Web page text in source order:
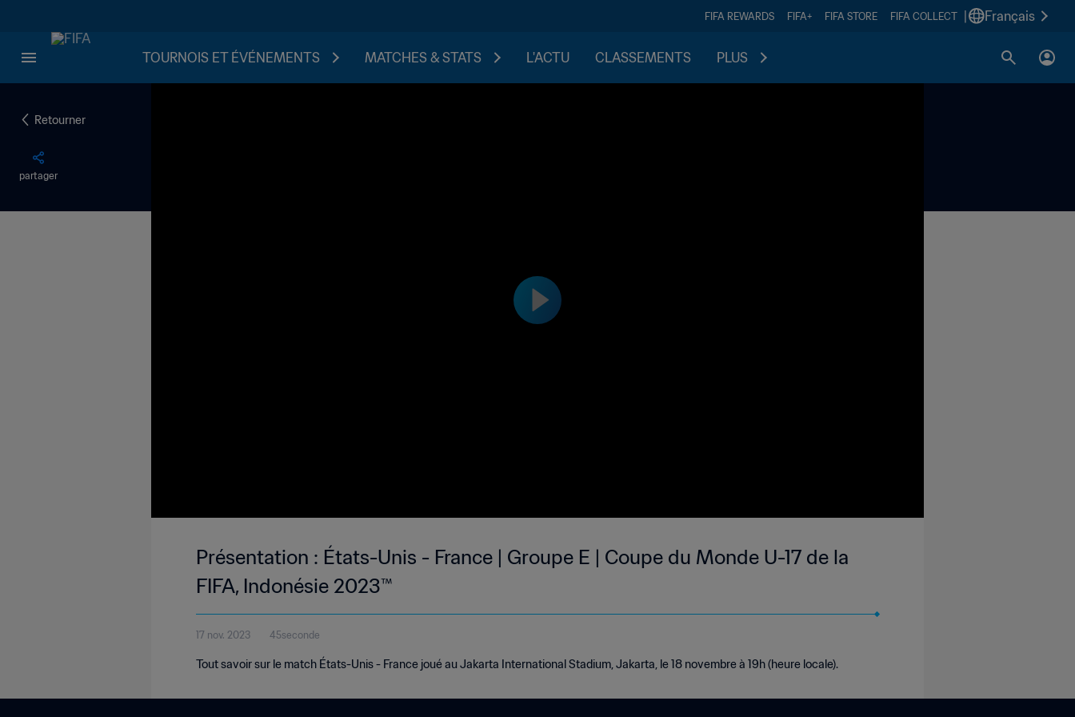
FIFA REWARDS FIFA+ FIFA STORE FIFA COLLECT Français
TOURNOIS ET ÉVÉNEMENTS MATCHES & STATS L'ACTU CLASSEMENTS PLUS
Retourner
partager
Présentation : États-Unis - France | Groupe E | Coupe du Monde U-17 de la
FIFA, Indonésie 2023™
17 nov. 2023 45seconde
Tout savoir sur le match États-Unis - France joué au Jakarta International Stadium, Jakarta, le 18 novembre à 19h (heure locale).